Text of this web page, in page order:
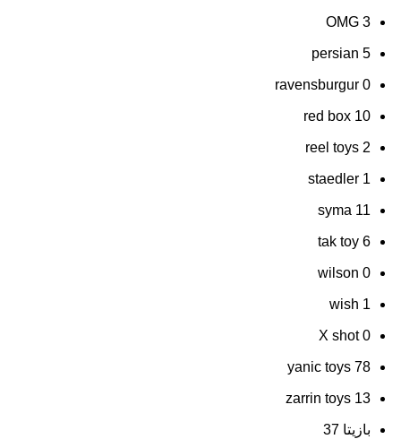
OMG 3
persian 5
ravensburgur 0
red box 10
reel toys 2
staedler 1
syma 11
tak toy 6
wilson 0
wish 1
X shot 0
yanic toys 78
zarrin toys 13
بازیتا 37